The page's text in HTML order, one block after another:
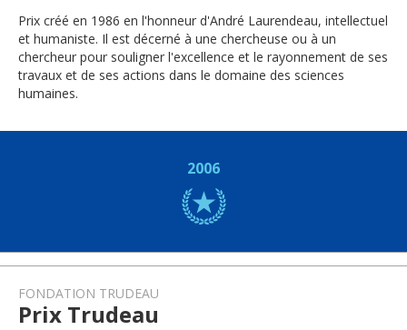
Prix créé en 1986 en l'honneur d'André Laurendeau, intellectuel
et humaniste. Il est décerné à une chercheuse ou à un
chercheur pour souligner l'excellence et le rayonnement de ses
travaux et de ses actions dans le domaine des sciences
humaines.
2006
FONDATION TRUDEAU
Prix Trudeau